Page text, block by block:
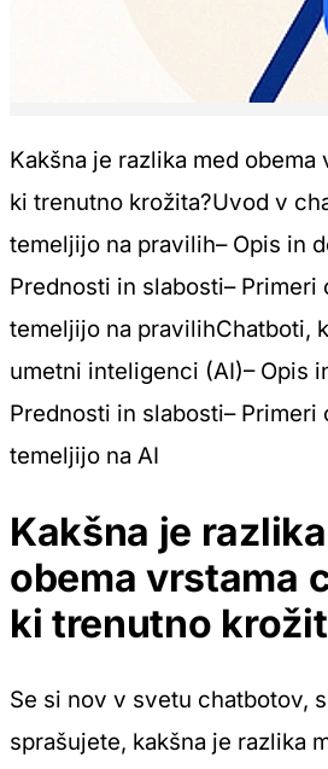
Kakšna je razlika med obema
ki trenutno krožita?Uvod v
temeljijo na pravilih– Opis in
Prednosti in slabosti– Primeri
temeljijo na pravilihChatboti,
umetni inteligenci (AI)– Opis
Prednosti in slabosti– Primeri
temeljijo na AI
Kakšna je
obema vrstama
ki trenutno
Se si nov v svetu chatbotov,
sprašujete, kakšna je razlika